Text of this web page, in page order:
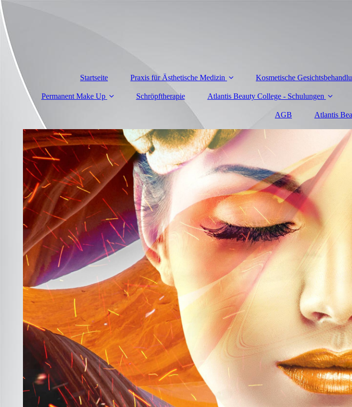
Startseite Praxis für Ästhetische Medizin Kosmetische
Permanent Make Up Schröpftherapie Atlantis Beauty College - Schulungen
AGB Atlantis